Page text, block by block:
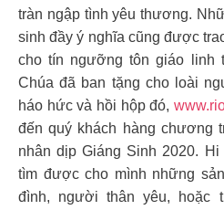
tràn ngập tình yêu thương.
sinh đầy ý nghĩa cũng được
cho tín ngưỡng tôn giáo linh
Chúa đã ban tặng cho loài
háo hức và hồi hộp đó,
đến quý khách hàng chương
nhân dịp Giáng Sinh 2020.
tìm được cho mình những
đình, người thân yêu, hoặc